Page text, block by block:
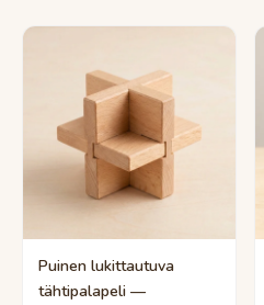
Puinen lukittautuva
tähtipalapeli —